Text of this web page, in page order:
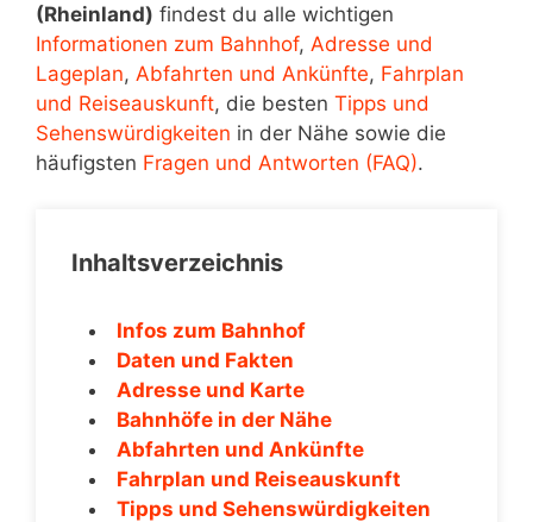
(Rheinland) findest du alle wichtigen
Informationen zum Bahnhof, Adresse und
Lageplan, Abfahrten und Ankünfte, Fahrplan
und Reiseauskunft, die besten Tipps und
Sehenswürdigkeiten in der Nähe sowie die
häufigsten Fragen und Antworten (FAQ).
Inhaltsverzeichnis
Infos zum Bahnhof
Daten und Fakten
Adresse und Karte
Bahnhöfe in der Nähe
Abfahrten und Ankünfte
Fahrplan und Reiseauskunft
Tipps und Sehenswürdigkeiten